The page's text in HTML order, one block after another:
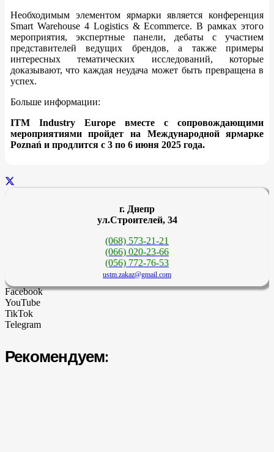
Необходимым элементом ярмарки является конференция
Smart Warehouse 4 Logistics & Ecommerce. В рамках этого
мероприятия, экспертные панели, дебаты с участием
представителей ведущих брендов, а также примеры
интересных тематических исследований, которые
доказывают, что каждая неудача может быть превращена в
успех.
Больше информации:
ITM Industry Europe вместе с сопровождающими
мероприятиями пройдет на Международной ярмарке
Poznań и продлится с 3 по 6 июня 2025 года.
г. Днепр
ул.Строителей, 34
(068) 573-21-21
(066) 020-23-66
(056) 772-76-53
ustm.zakaz@gmail.com
Facebook
YouTube
TikTok
Telegram
Рекомендуем: